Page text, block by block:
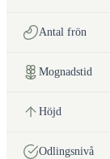
Antal frön
Mognadstid
Höjd
Odlingsnivå